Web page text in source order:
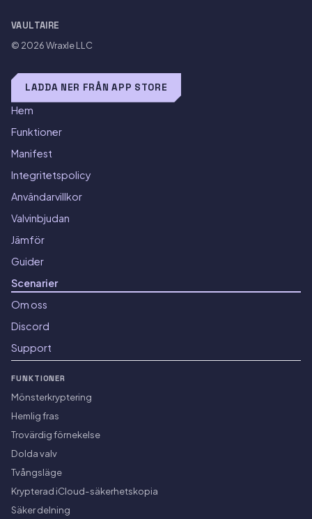
VAULTAIRE
© 2026Wraxle LLC
LADDA NER FRÅN APP STORE
Hem
Funktioner
Manifest
Integritetspolicy
Användarvillkor
Valvinbjudan
Jämför
Guider
Scenarier
Om oss
Discord
Support
FUNKTIONER
Mönsterkryptering
Hemlig fras
Trovärdig förnekelse
Dolda valv
Tvångsläge
Krypterad iCloud-säkerhetskopia
Säker delning